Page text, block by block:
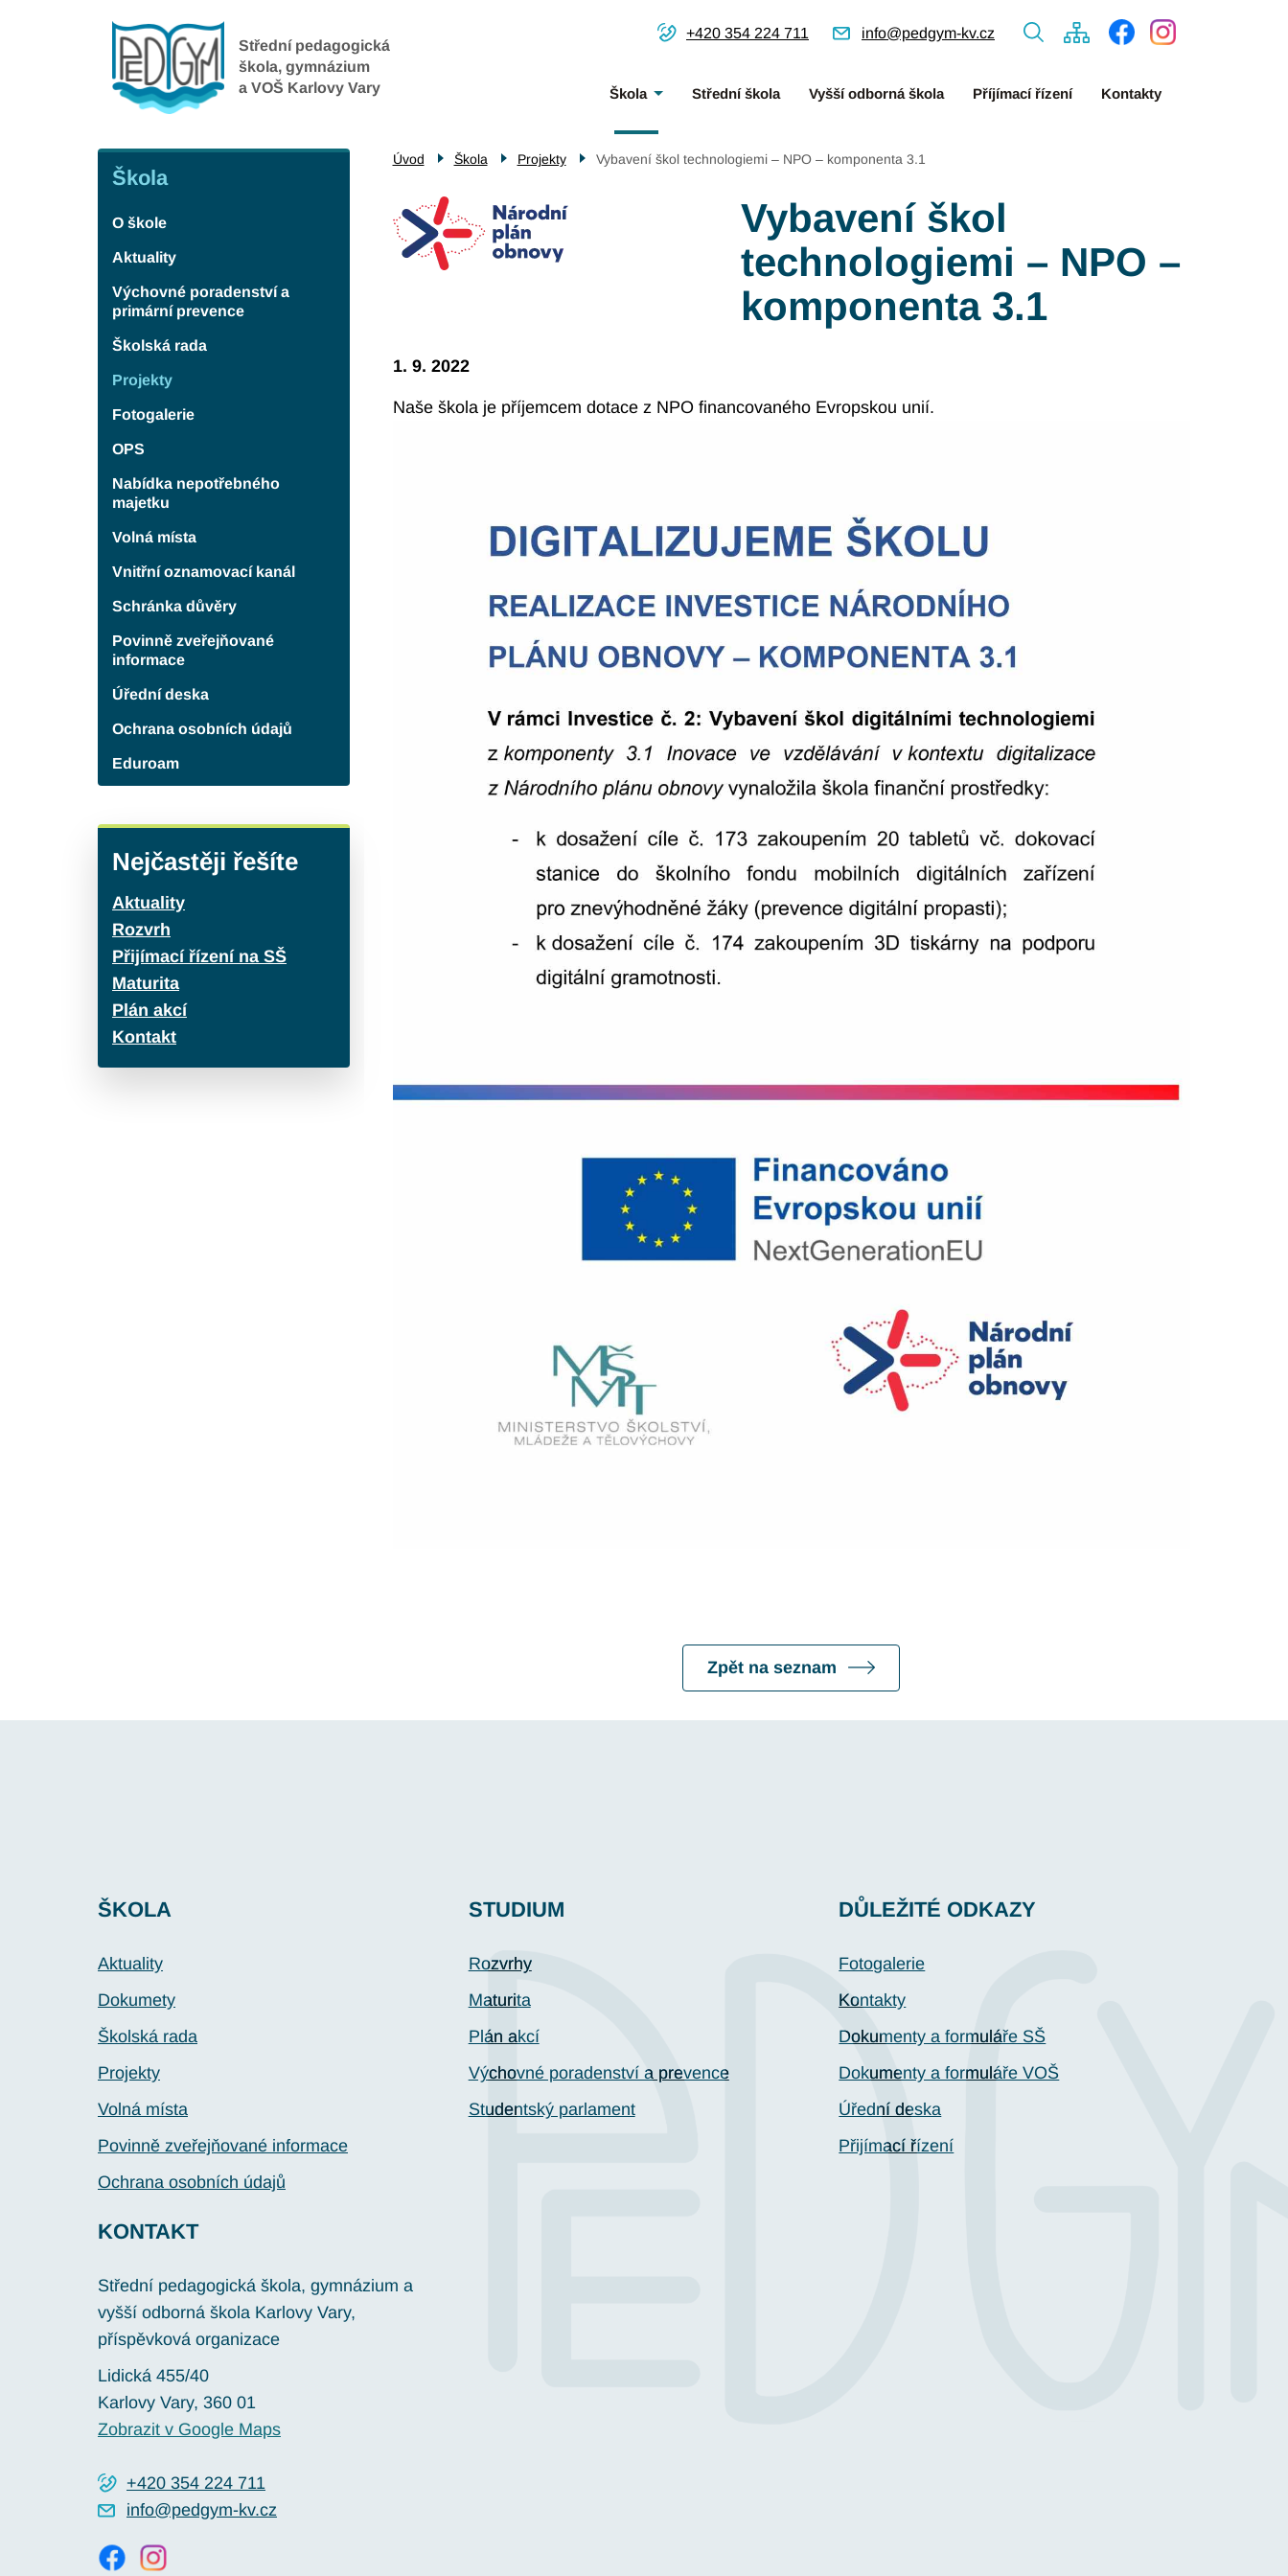
Střední pedagogická
škola, gymnázium
a VOŠ Karlovy Vary
+420 354 224 711 info@pedgym-kv.cz
Menu
navigace
Škola Střední škola Vyšší odborná škola Příjímací řízení Kontakty
Škola
Škola
O škole
Aktuality
Výchovné poradenství a
primární prevence
Školská rada
Projekty
Fotogalerie
OPS
Nabídka nepotřebného
majetku
Volná místa
Vnitřní oznamovací kanál
Schránka důvěry
Povinně zveřejňované
informace
Úřední deska
Ochrana osobních údajů
Eduroam
Nejčastěji řešíte
Aktuality
Rozvrh
Přijímací řízení na SŠ
Maturita
Plán akcí
Kontakt
Úvod Škola Projekty Vybavení škol technologiemi – NPO – komponenta 3.1
Vybavení škol
technologiemi – NPO –
komponenta 3.1
1. 9. 2022
Naše škola je příjemcem dotace z NPO financovaného Evropskou unií.
Zpět na seznam
ŠKOLA
Aktuality
Dokumety
Školská rada
Projekty
Volná místa
Povinně zveřejňované informace
Ochrana osobních údajů
STUDIUM
Rozvrhy
Maturita
Plán akcí
Výchovné poradenství a prevence
Studentský parlament
DŮLEŽITÉ ODKAZY
Fotogalerie
Kontakty
Dokumenty a formuláře SŠ
Dokumenty a formuláře VOŠ
Úřední deska
Přijímací řízení
KONTAKT
Střední pedagogická škola, gymnázium a
vyšší odborná škola Karlovy Vary,
příspěvková organizace
Lidická 455/40
Karlovy Vary, 360 01
Zobrazit v Google Maps
+420 354 224 711
info@pedgym-kv.cz